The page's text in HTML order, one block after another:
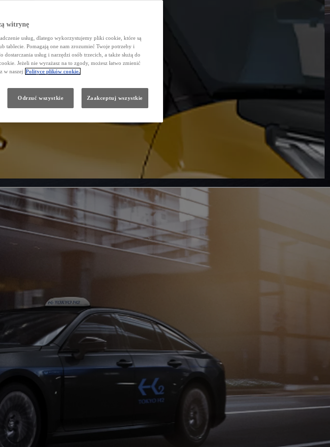
witrynę
usług, dlatego wykorzystujemy pliki cookie, które są
tablecie. Pomagają one nam zrozumieć Twoje potrzeby i
usług i narzędzi osób trzecich, a także służą do
Jeżeli nie wyrażasz na to zgody, możesz łatwo zmienić
w naszej Polityce plików cookie.
Odrzuć wszystkie Zaakceptuj wszystkie